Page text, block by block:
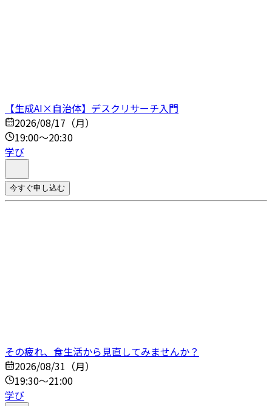
【生成AI×自治体】デスクリサーチ入門
2026/08/17（月）
19:00～20:30
学び
今すぐ申し込む
その疲れ、食生活から見直してみませんか？
2026/08/31（月）
19:30～21:00
学び